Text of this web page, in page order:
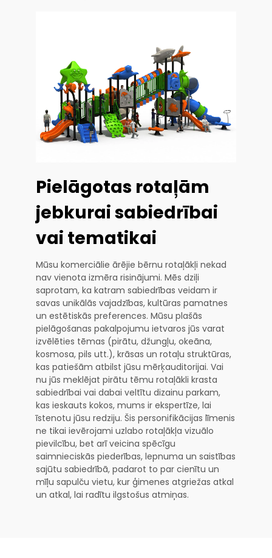
Pielāgotas rotaļām
jebkurai sabiedrībai
vai tematikai
Mūsu komerciālie ārējie bērnu rotaļākļi nekad
nav vienota izmēra risinājumi. Mēs dziļi
saprotam, ka katram sabiedrības veidam ir
savas unikālās vajadzības, kultūras pamatnes
un estētiskās preferences. Mūsu plašās
pielāgošanas pakalpojumu ietvaros jūs varat
izvēlēties tēmas (pirātu, džungļu, okeāna,
kosmosa, pils utt.), krāsas un rotaļu struktūras,
kas patiešām atbilst jūsu mērķauditorijai. Vai
nu jūs meklējat pirātu tēmu rotaļākli krasta
sabiedrībai vai dabai veltītu dizainu parkam,
kas ieskauts kokos, mums ir ekspertīze, lai
īstenotu jūsu redziju. Šis personifikācijas līmenis
ne tikai ievērojami uzlabo rotaļākļa vizuālo
pievilcību, bet arī veicina spēcīgu
saimnieciskās piederības, lepnuma un saistības
sajūtu sabiedrībā, padarot to par cienītu un
mīļu sapulču vietu, kur ģimenes atgriežas atkal
un atkal, lai radītu ilgstošus atmiņas.